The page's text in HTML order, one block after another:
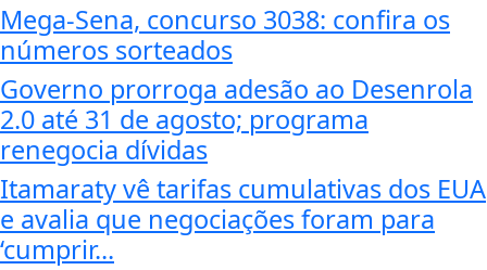
Mega-Sena, concurso 3038: confira os
números sorteados
Governo prorroga adesão ao Desenrola
2.0 até 31 de agosto; programa
renegocia dívidas
Itamaraty vê tarifas cumulativas dos EUA
e avalia que negociações foram para
‘cumprir...